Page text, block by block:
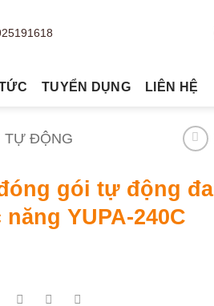
TUYỂN DỤNG LIÊN HỆ
TỰ ĐỘNG
gói tự động đa
YUPA-240C